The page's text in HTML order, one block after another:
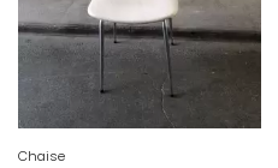
Chaise